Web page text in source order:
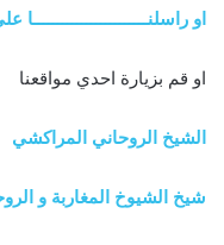
او راسلنــــــــــــــــــــــــا
او قم بزيارة احدي مواقعنا
الشيخ الروحاني المراكشي
شيخ الشيوخ المغاربة و